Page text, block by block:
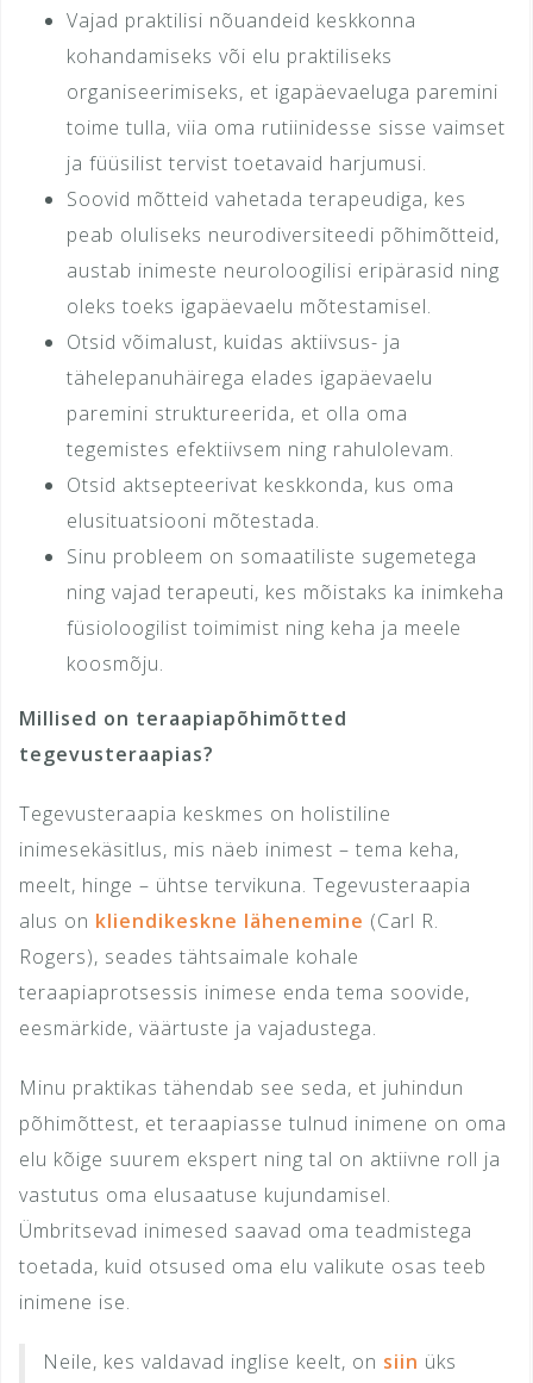
Vajad praktilisi nõuandeid keskkonna
kohandamiseks või elu praktiliseks
organiseerimiseks, et igapäevaeluga paremini
toime tulla, viia oma rutiinidesse sisse vaimset
ja füüsilist tervist toetavaid harjumusi.
Soovid mõtteid vahetada terapeudiga, kes
peab oluliseks neurodiversiteedi põhimõtteid,
austab inimeste neuroloogilisi eripärasid ning
oleks toeks igapäevaelu mõtestamisel.
Otsid võimalust, kuidas aktiivsus- ja
tähelepanuhäirega elades igapäevaelu
paremini struktureerida, et olla oma
tegemistes efektiivsem ning rahulolevam.
Otsid aktsepteerivat keskkonda, kus oma
elusituatsiooni mõtestada.
Sinu probleem on somaatiliste sugemetega
ning vajad terapeuti, kes mõistaks ka inimkeha
füsioloogilist toimimist ning keha ja meele
koosmõju.
Millised on teraapiapõhimõtted
tegevusteraapias?
Tegevusteraapia keskmes on holistiline
inimesekäsitlus, mis näeb inimest – tema keha,
meelt, hinge – ühtse tervikuna. Tegevusteraapia
alus on kliendikeskne lähenemine (Carl R.
Rogers), seades tähtsaimale kohale
teraapiaprotsessis inimese enda tema soovide,
eesmärkide, väärtuste ja vajadustega.
Minu praktikas tähendab see seda, et juhindun
põhimõttest, et teraapiasse tulnud inimene on oma
elu kõige suurem ekspert ning tal on aktiivne roll ja
vastutus oma elusaatuse kujundamisel.
Ümbritsevad inimesed saavad oma teadmistega
toetada, kuid otsused oma elu valikute osas teeb
inimene ise.
Neile, kes valdavad inglise keelt, on siin üks